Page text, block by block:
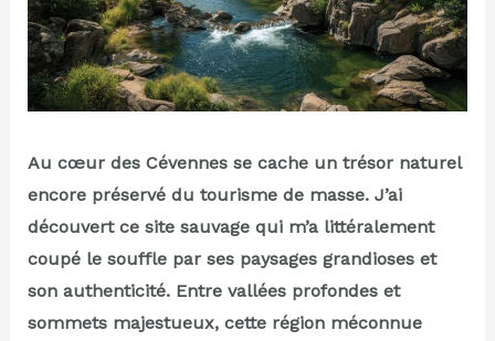
Au cœur des Cévennes se cache un trésor naturel
encore préservé du tourisme de masse. J’ai
découvert ce site sauvage qui m’a littéralement
coupé le souffle par ses paysages grandioses et
son authenticité. Entre vallées profondes et
sommets majestueux, cette région méconnue